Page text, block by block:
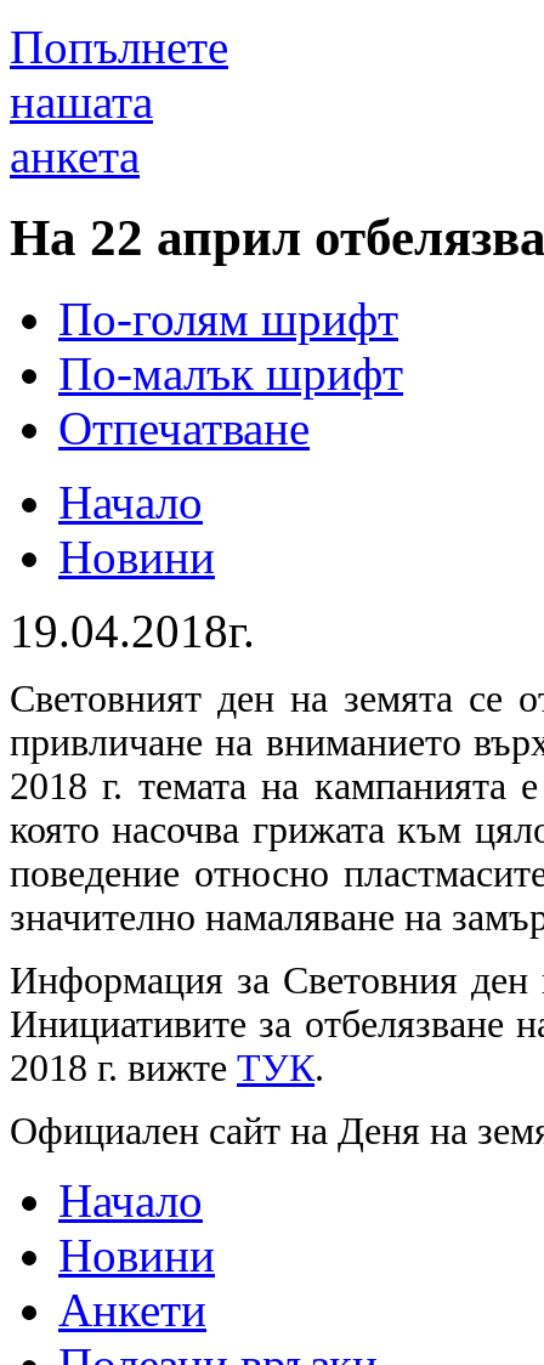
Попълнете
нашата
анкета
На 22 април
По-голям шрифт
По-малък шрифт
Отпечатване
Начало
Новини
19.04.2018г.
Световният ден на земята се
привличане на вниманието
2018 г. темата на кампанията
която насочва грижата към
поведение относно
значително намаляване на
Информация за Световния ден
Инициативите за отбелязване
2018 г. вижте ТУК.
Официален сайт на Деня на
Начало
Новини
Анкети